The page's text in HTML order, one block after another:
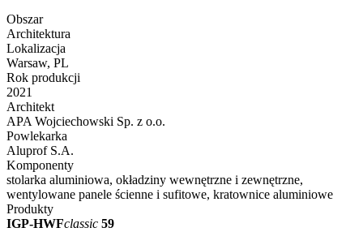
Obszar
Architektura
Lokalizacja
Warsaw, PL
Rok produkcji
2021
Architekt
APA Wojciechowski Sp. z o.o.
Powlekarka
Aluprof S.A.
Komponenty
stolarka aluminiowa, okładziny wewnętrzne i zewnętrzne,
wentylowane panele ścienne i sufitowe, kratownice aluminiowe
Produkty
IGP-HWFclassic 59